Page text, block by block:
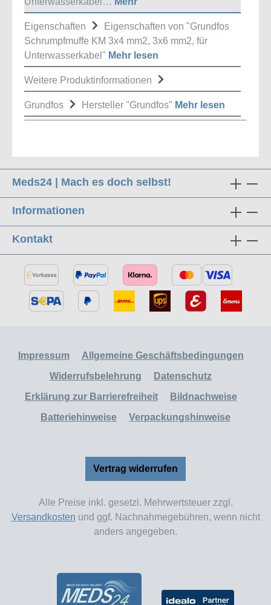
Eigenschaften
Eigenschaften von "Grundfos
Schrumpfmuffe KM 3x4 mm2, 3x6 mm2, für
Unterwasserkabel" Mehr lesen
Weitere Produktinformationen
Grundfos Hersteller "Grundfos" Mehr lesen
Meds24 | Mach es doch selbst!
Informationen
Kontakt
Impressum
Allgemeine Geschäftsbedingungen
Widerrufsbelehrung
Datenschutz
Erklärung zur Barrierefreiheit
Bildnachweise
Batteriehinweise
Verpackungshinweise
Vertrag widerrufen
Alle Preise inkl. gesetzl. Mehrwertsteuer zzgl.
Versandkosten und ggf. Nachnahmegebühren, wenn nicht
anders angegeben.